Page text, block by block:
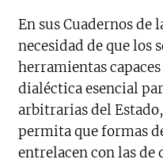
En sus Cuadernos de
necesidad de que los
herramientas
dialéctica esencial
arbitrarias del
permita que formas
entrelacen con las de